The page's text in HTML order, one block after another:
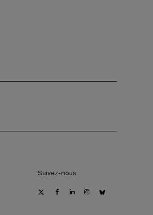
Suivez-nous